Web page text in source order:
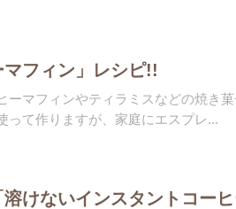
マフィン」レシピ!!
ーマフィンやティラミスなどの焼き
って作りますが、家庭にエスプレ...
溶けないインスタントコー